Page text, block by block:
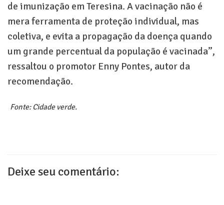
de imunização em Teresina. A vacinação não é
mera ferramenta de proteção individual, mas
coletiva, e evita a propagação da doença quando
um grande percentual da população é vacinada”,
ressaltou o promotor Enny Pontes, autor da
recomendação.
Fonte: Cidade verde.
Deixe seu comentário: